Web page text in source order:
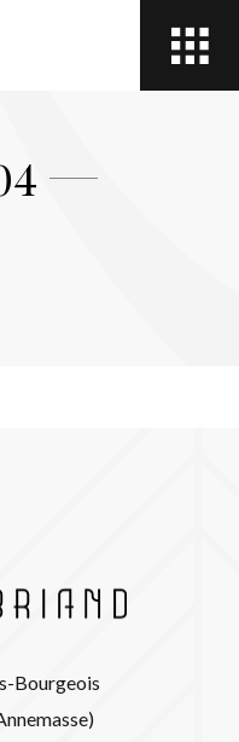
Open
navigation
Bourgeois